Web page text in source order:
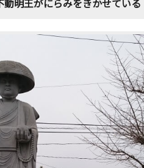
明王がにらみをきかせている